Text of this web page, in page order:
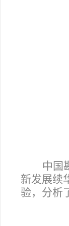
中国
新发展续
验，分析